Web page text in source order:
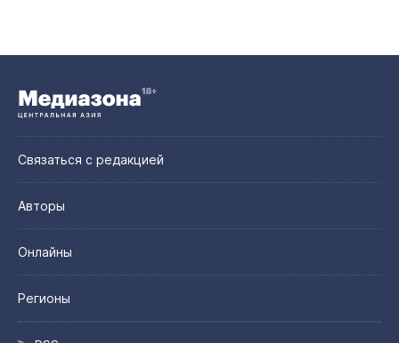
Связаться с редакцией
Авторы
Онлайны
Регионы